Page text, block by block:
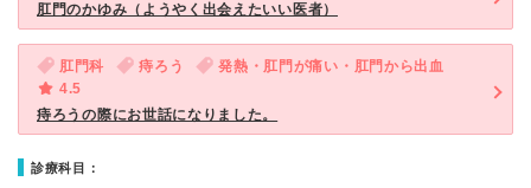
肛門のかゆみ（ようやく出会えたいい医者）
肛門科 痔ろう
発熱・肛門が痛い・肛門から出血
4.5
痔ろうの際にお世話になりました。
診療科目：